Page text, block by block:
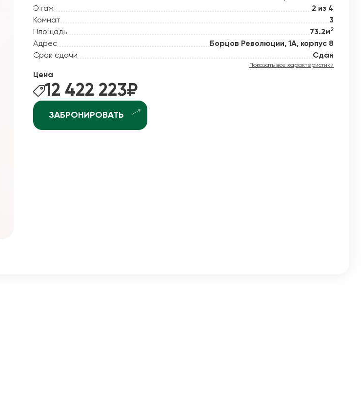
(КамГЭС)
Рассрочка
Отдай старое - построй новое
Ипотека +
Этаж
2 из 4
Комнат
3
Площадь
73.2м2
Адрес
Борцов Революции, 1А, корпус 8
Срок сдачи
Сдан
Показать все характеристики
Цена
12 422 223₽
ЗАБРОНИРОВАТЬ